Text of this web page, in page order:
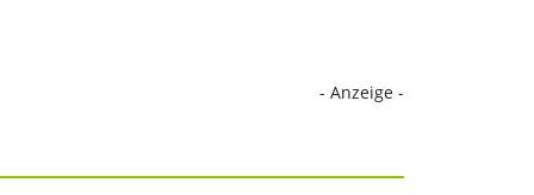
- Anzeige -